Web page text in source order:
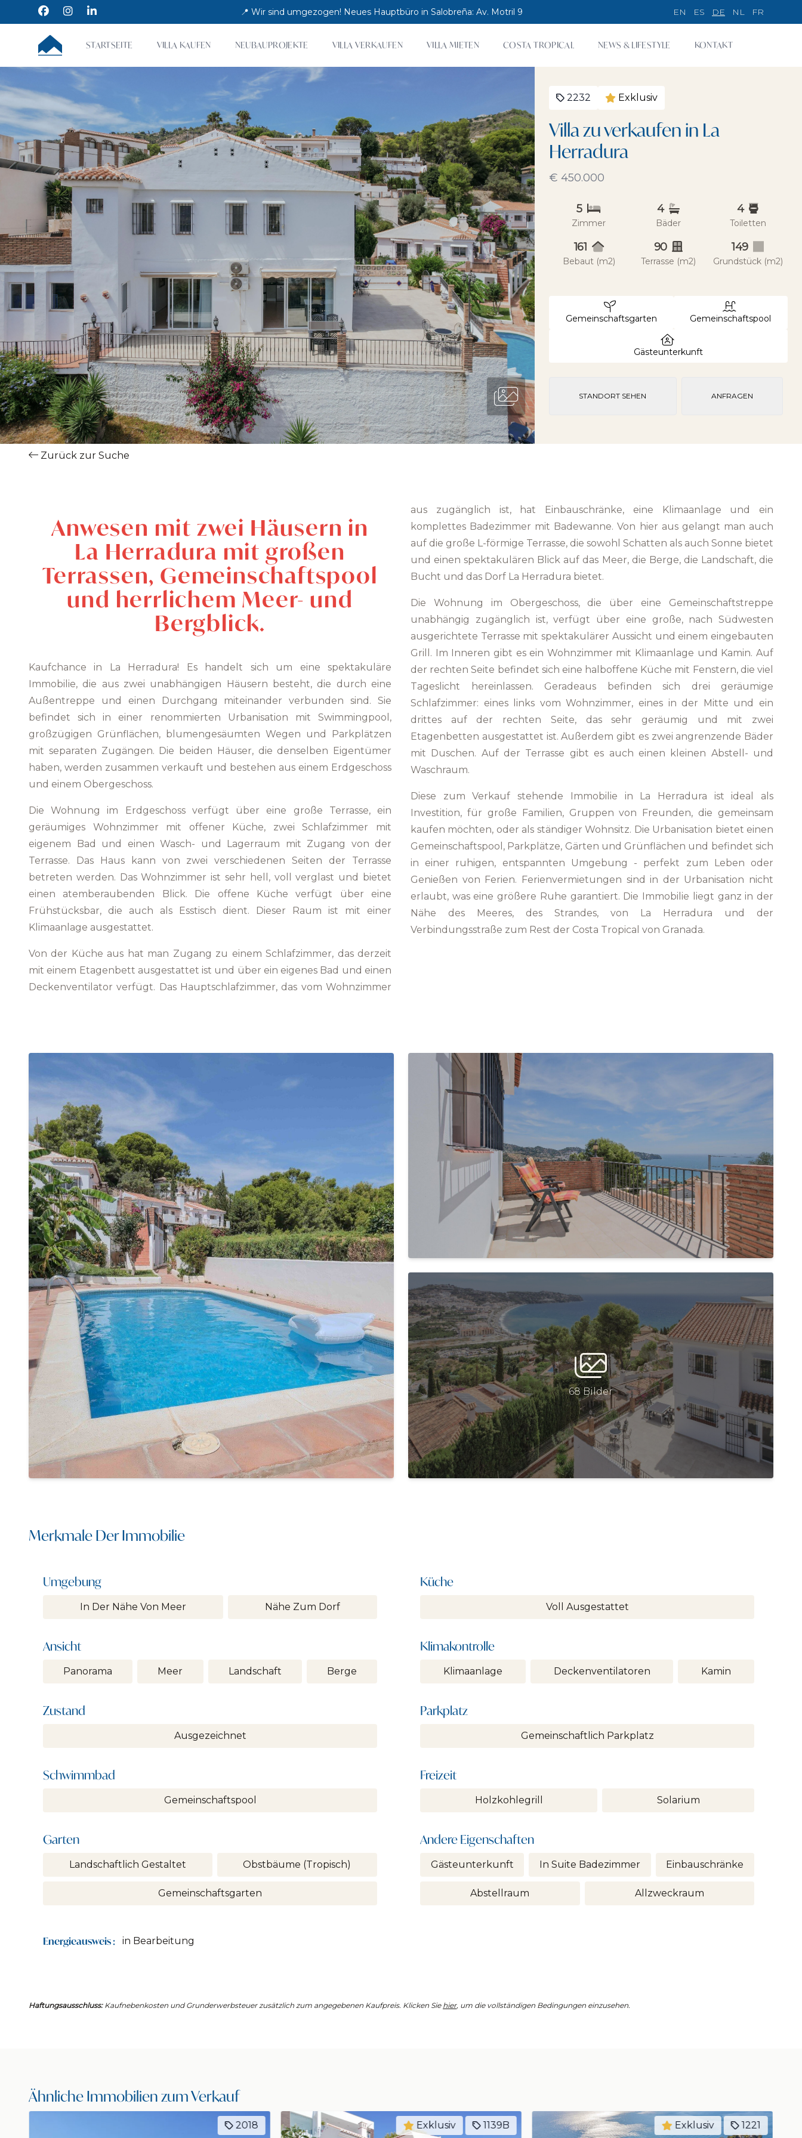
FacebookInstagramLinkedIn 📍 Wir sind umgezogen! Neues Hauptbüro in Salobreña: Av. Motril 9 EN ES DE NL FR
CUMBRE VILLASSTARTSEITE VILLA KAUFEN NEUBAUPROJEKTE VILLA VERKAUFEN VILLA MIETEN COSTA TROPICAL NEWS & LIFESTYLE KONTAKT
2232 Exklusiv
Villa zu verkaufen in La
Herradura
€ 450.000
5
Zimmer
4
Bäder
4
Toiletten
161
Bebaut (m2)
90
Terrasse (m2)
149
Grundstück (m2)
Gemeinschaftsgarten Gemeinschaftspool
Gästeunterkunft
STANDORT SEHEN ANFRAGEN
Zurück zur Suche
Anwesen mit zwei Häusern in
La Herradura mit großen
Terrassen, Gemeinschaftspool
und herrlichem Meer- und
Bergblick.
Kaufchance in La Herradura! Es handelt sich um eine spektakuläre
Immobilie, die aus zwei unabhängigen Häusern besteht, die durch eine
Außentreppe und einen Durchgang miteinander verbunden sind. Sie
befindet sich in einer renommierten Urbanisation mit Swimmingpool,
großzügigen Grünflächen, blumengesäumten Wegen und Parkplätzen
mit separaten Zugängen. Die beiden Häuser, die denselben Eigentümer
haben, werden zusammen verkauft und bestehen aus einem Erdgeschoss
und einem Obergeschoss.
Die Wohnung im Erdgeschoss verfügt über eine große Terrasse, ein
geräumiges Wohnzimmer mit offener Küche, zwei Schlafzimmer mit
eigenem Bad und einen Wasch- und Lagerraum mit Zugang von der
Terrasse. Das Haus kann von zwei verschiedenen Seiten der Terrasse
betreten werden. Das Wohnzimmer ist sehr hell, voll verglast und bietet
einen atemberaubenden Blick. Die offene Küche verfügt über eine
Frühstücksbar, die auch als Esstisch dient. Dieser Raum ist mit einer
Klimaanlage ausgestattet.
Von der Küche aus hat man Zugang zu einem Schlafzimmer, das derzeit
mit einem Etagenbett ausgestattet ist und über ein eigenes Bad und einen
Deckenventilator verfügt. Das Hauptschlafzimmer, das vom Wohnzimmer
aus zugänglich ist, hat Einbauschränke, eine Klimaanlage und ein
komplettes Badezimmer mit Badewanne. Von hier aus gelangt man auch
auf die große L-förmige Terrasse, die sowohl Schatten als auch Sonne bietet
und einen spektakulären Blick auf das Meer, die Berge, die Landschaft, die
Bucht und das Dorf La Herradura bietet.
Die Wohnung im Obergeschoss, die über eine Gemeinschaftstreppe
unabhängig zugänglich ist, verfügt über eine große, nach Südwesten
ausgerichtete Terrasse mit spektakulärer Aussicht und einem eingebauten
Grill. Im Inneren gibt es ein Wohnzimmer mit Klimaanlage und Kamin. Auf
der rechten Seite befindet sich eine halboffene Küche mit Fenstern, die viel
Tageslicht hereinlassen. Geradeaus befinden sich drei geräumige
Schlafzimmer: eines links vom Wohnzimmer, eines in der Mitte und ein
drittes auf der rechten Seite, das sehr geräumig und mit zwei
Etagenbetten ausgestattet ist. Außerdem gibt es zwei angrenzende Bäder
mit Duschen. Auf der Terrasse gibt es auch einen kleinen Abstell- und
Waschraum.
Diese zum Verkauf stehende Immobilie in La Herradura ist ideal als
Investition, für große Familien, Gruppen von Freunden, die gemeinsam
kaufen möchten, oder als ständiger Wohnsitz. Die Urbanisation bietet einen
Gemeinschaftspool, Parkplätze, Gärten und Grünflächen und befindet sich
in einer ruhigen, entspannten Umgebung - perfekt zum Leben oder
Genießen von Ferien. Ferienvermietungen sind in der Urbanisation nicht
erlaubt, was eine größere Ruhe garantiert. Die Immobilie liegt ganz in der
Nähe des Meeres, des Strandes, von La Herradura und der
Verbindungsstraße zum Rest der Costa Tropical von Granada.
68 Bilder
Merkmale Der Immobilie
Umgebung
In Der Nähe Von Meer Nähe Zum Dorf
Ansicht
Panorama Meer Landschaft Berge
Zustand
Ausgezeichnet
Schwimmbad
Gemeinschaftspool
Garten
Landschaftlich Gestaltet Obstbäume (tropisch)
Gemeinschaftsgarten
Küche
Voll Ausgestattet
Klimakontrolle
Klimaanlage Deckenventilatoren Kamin
Parkplatz
Gemeinschaftlich Parkplatz
Freizeit
Holzkohlegrill Solarium
Andere Eigenschaften
Gästeunterkunft In Suite Badezimmer Einbauschränke
Abstellraum Allzweckraum
Energieausweis : in Bearbeitung
Haftungsausschluss:Kaufnebenkosten und Grunderwerbsteuer zusätzlich zum angegebenen Kaufpreis. Klicken Sie hier, um die vollständigen Bedingungen einzusehen.
Ähnliche Immobilien zum Verkauf
1139B Exklusiv 1221 2136